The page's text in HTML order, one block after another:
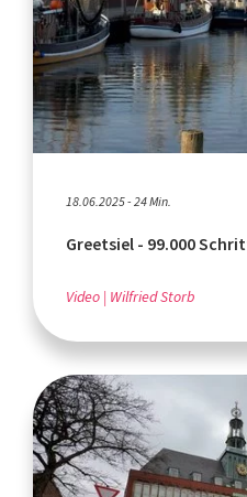
18.06.2025 - 24 Min.
Greetsiel - 99.000
Video Wilfried Storb